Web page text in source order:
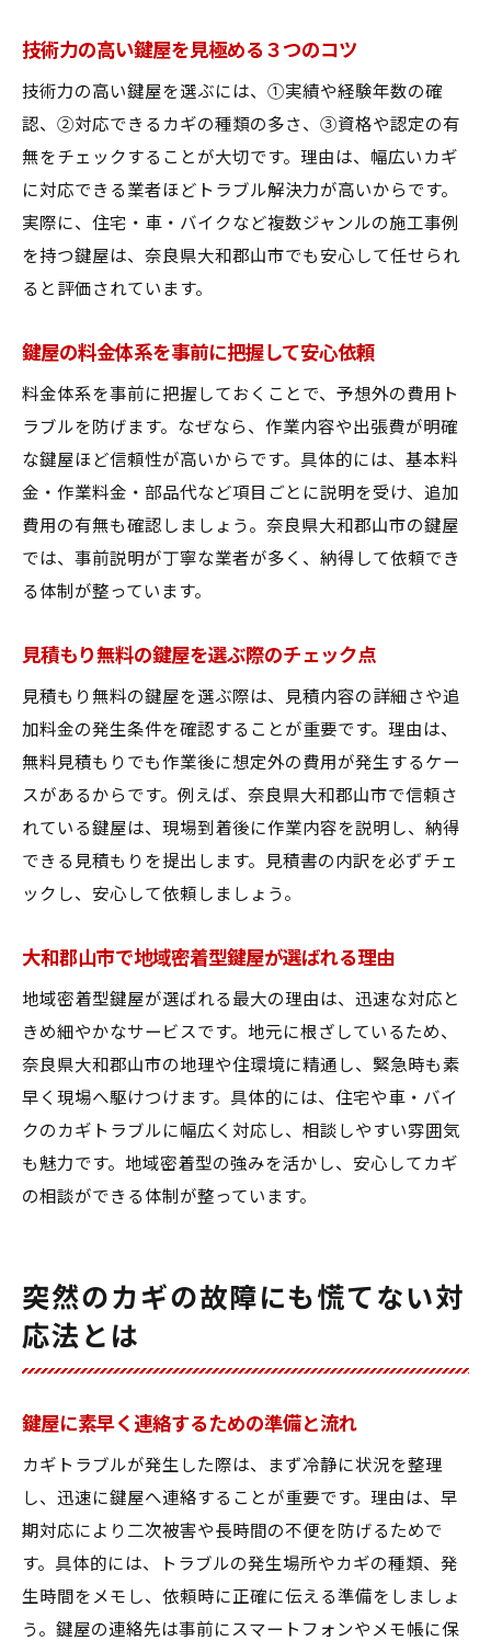
技術力の高い鍵屋を見極める３つのコツ
技術力の高い鍵屋を選ぶには、①実績や経験年数の確
認、②対応できるカギの種類の多さ、③資格や認定の有
無をチェックすることが大切です。理由は、幅広いカギ
に対応できる業者ほどトラブル解決力が高いからです。
実際に、住宅・車・バイクなど複数ジャンルの施工事例
を持つ鍵屋は、奈良県大和郡山市でも安心して任せられ
ると評価されています。
鍵屋の料金体系を事前に把握して安心依頼
料金体系を事前に把握しておくことで、予想外の費用ト
ラブルを防げます。なぜなら、作業内容や出張費が明確
な鍵屋ほど信頼性が高いからです。具体的には、基本料
金・作業料金・部品代など項目ごとに説明を受け、追加
費用の有無も確認しましょう。奈良県大和郡山市の鍵屋
では、事前説明が丁寧な業者が多く、納得して依頼でき
る体制が整っています。
見積もり無料の鍵屋を選ぶ際のチェック点
見積もり無料の鍵屋を選ぶ際は、見積内容の詳細さや追
加料金の発生条件を確認することが重要です。理由は、
無料見積もりでも作業後に想定外の費用が発生するケー
スがあるからです。例えば、奈良県大和郡山市で信頼さ
れている鍵屋は、現場到着後に作業内容を説明し、納得
できる見積もりを提出します。見積書の内訳を必ずチェ
ックし、安心して依頼しましょう。
大和郡山市で地域密着型鍵屋が選ばれる理由
地域密着型鍵屋が選ばれる最大の理由は、迅速な対応と
きめ細やかなサービスです。地元に根ざしているため、
奈良県大和郡山市の地理や住環境に精通し、緊急時も素
早く現場へ駆けつけます。具体的には、住宅や車・バイ
クのカギトラブルに幅広く対応し、相談しやすい雰囲気
も魅力です。地域密着型の強みを活かし、安心してカギ
の相談ができる体制が整っています。
突然のカギの故障にも慌てない対
応法とは
鍵屋に素早く連絡するための準備と流れ
カギトラブルが発生した際は、まず冷静に状況を整理
し、迅速に鍵屋へ連絡することが重要です。理由は、早
期対応により二次被害や長時間の不便を防げるためで
す。具体的には、トラブルの発生場所やカギの種類、発
生時間をメモし、依頼時に正確に伝える準備をしましょ
う。鍵屋の連絡先は事前にスマートフォンやメモ帳に保